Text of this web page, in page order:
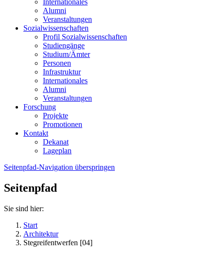
Internationales
Alumni
Veranstaltungen
Sozialwissenschaften
Profil Sozialwissenschaften
Studiengänge
Studium/Ämter
Personen
Infrastruktur
Internationales
Alumni
Veranstaltungen
Forschung
Projekte
Promotionen
Kontakt
Dekanat
Lageplan
Seitenpfad-Navigation überspringen
Seitenpfad
Sie sind hier:
Start
Architektur
Stegreifentwerfen [04]